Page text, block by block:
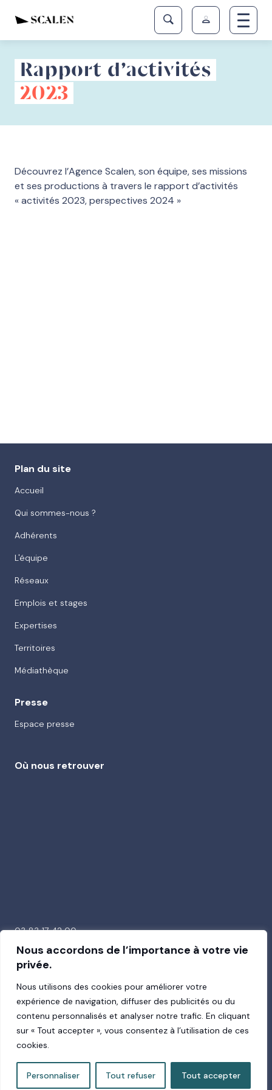
Nous accordons de l’importance à votre vie
privée.
Nous utilisons des cookies pour améliorer votre
expérience de navigation, diffuser des publicités ou du
contenu personnalisés et analyser notre trafic. En cliquant
sur « Tout accepter », vous consentez à l’utilisation de ces
cookies.
Personnaliser Tout refuser Tout accepter
Rapport d’activités
2023
Découvrez l’Agence Scalen, son équipe, ses missions
et ses productions à travers le rapport d’activités
« activités 2023, perspectives 2024 »
Plan du site
Accueil
Qui sommes-nous ?
Adhérents
L'équipe
Réseaux
Emplois et stages
Expertises
Territoires
Médiathèque
Presse
Espace presse
Où nous retrouver
03 83 17 42 00
26 avenue de la Garenne
54000 Nancy
Suivez-nous !